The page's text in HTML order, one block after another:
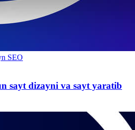
SEO
sayt dizayni va sayt yaratib